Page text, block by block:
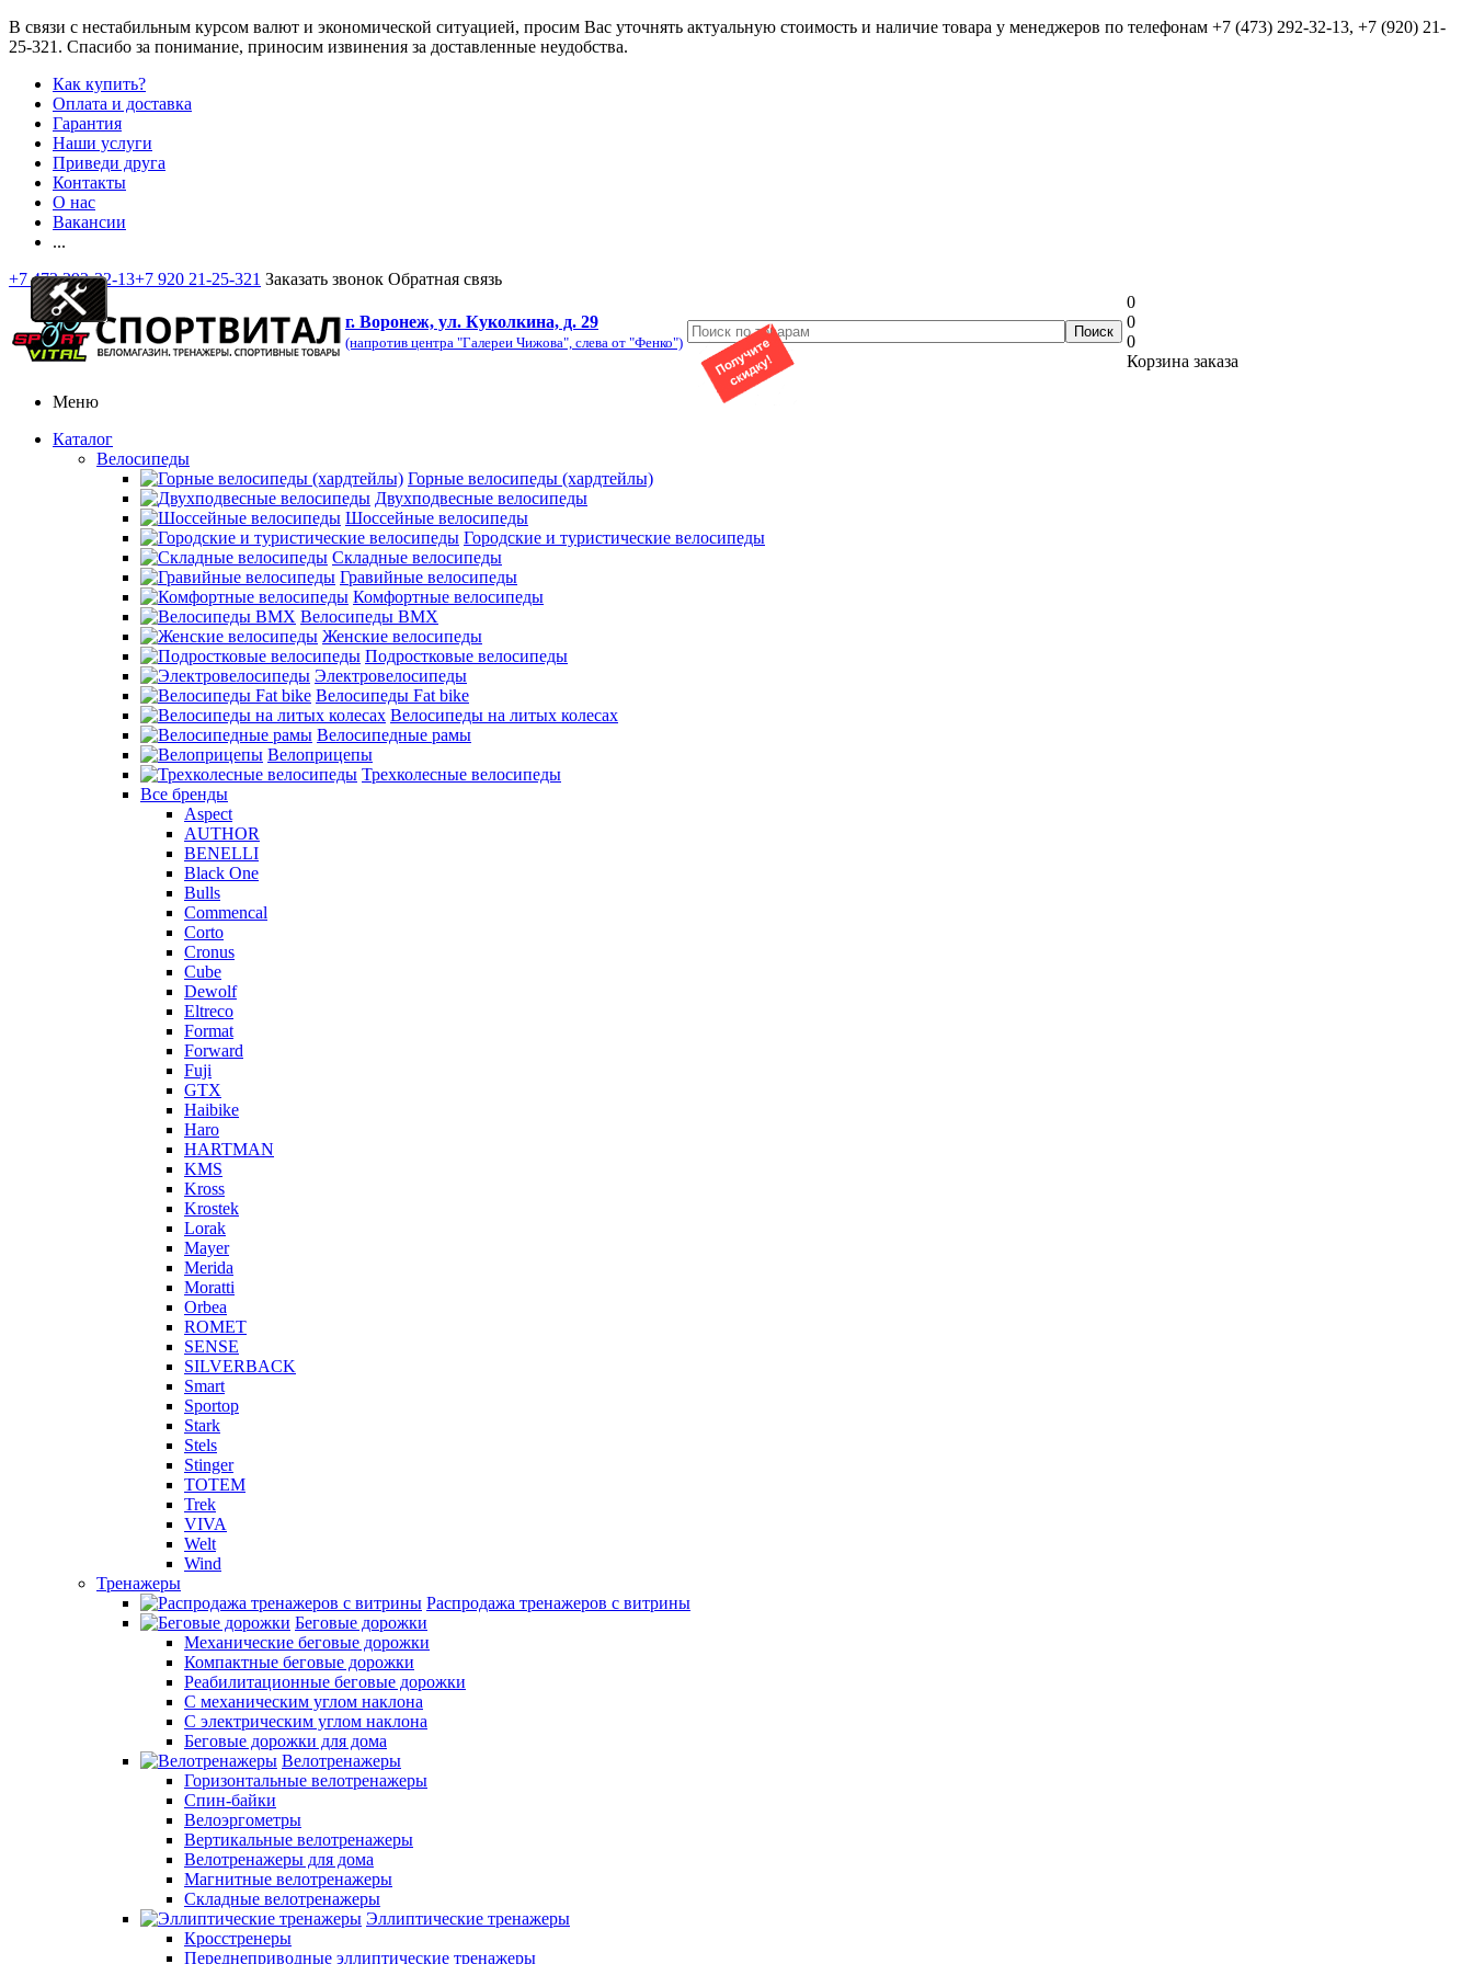
В связи с нестабильным курсом валют и экономической ситуацией, просим Вас уточнять актуальную стоимость и наличие товара у менеджеров по телефонам +7 (473) 292-32-13, +7 (920) 21-
25-321 . Спасибо за понимание, приносим извинения за доставленные неудобства.
Как купить?
Оплата и доставка
Гарантия
Наши услуги
Приведи друга
Контакты
О нас
Вакансии
...
+7 473 292-32-13+7 920 21-25-321 Заказать звонок Обратная связь
г. Воронеж, ул. Куколкина, д. 29
(напротив центра "Галереи Чижова", слева от "Фенко")
0
0
0
Корзина заказа
Меню
Каталог
Велосипеды
Горные велосипеды (хардтейлы)
Двухподвесные велосипеды
Шоссейные велосипеды
Городские и туристические велосипеды
Складные велосипеды
Гравийные велосипеды
Комфортные велосипеды
Велосипеды BMX
Женские велосипеды
Подростковые велосипеды
Электровелосипеды
Велосипеды Fat bike
Велосипеды на литых колесах
Велосипедные рамы
Велоприцепы
Трехколесные велосипеды
Все бренды
Aspect
AUTHOR
BENELLI
Black One
Bulls
Commencal
Corto
Cronus
Cube
Dewolf
Eltreco
Format
Forward
Fuji
GTX
Haibike
Haro
HARTMAN
KMS
Kross
Krostek
Lorak
Mayer
Merida
Moratti
Orbea
ROMET
SENSE
SILVERBACK
Smart
Sportop
Stark
Stels
Stinger
TOTEM
Trek
VIVA
Welt
Wind
Тренажеры
Распродажа тренажеров с витрины
Беговые дорожки
Механические беговые дорожки
Компактные беговые дорожки
Реабилитационные беговые дорожки
С механическим углом наклона
С электрическим углом наклона
Беговые дорожки для дома
Велотренажеры
Горизонтальные велотренажеры
Спин-байки
Велоэргометры
Вертикальные велотренажеры
Велотренажеры для дома
Магнитные велотренажеры
Складные велотренажеры
Эллиптические тренажеры
Кросстренеры
Переднеприводные эллиптические тренажеры